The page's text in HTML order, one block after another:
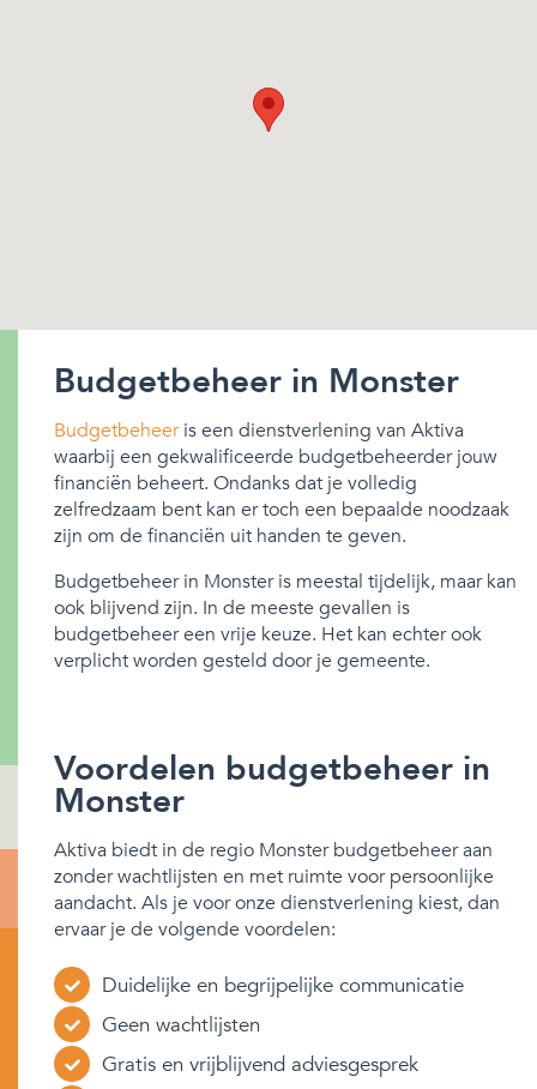
Budgetbeheer in Monster
Budgetbeheeris een dienstverlening van Aktiva
waarbij een gekwalificeerde budgetbeheerder jouw
financiën beheert. Ondanks dat je volledig
zelfredzaam bent kan er toch een bepaalde noodzaak
zijn om de financiën uit handen te geven.
Budgetbeheer in Monster is meestal tijdelijk, maar kan
ook blijvend zijn. In de meeste gevallen is
budgetbeheer een vrije keuze. Het kan echter ook
verplicht worden gesteld door je gemeente.
Voordelen budgetbeheer in
Monster
Aktiva biedt in de regio Monster budgetbeheer aan
zonder wachtlijsten en met ruimte voor persoonlijke
aandacht. Als je voor onze dienstverlening kiest, dan
ervaar je de volgende voordelen:
Duidelijke en begrijpelijke communicatie
Geen wachtlijsten
Gratis en vrijblijvend adviesgesprek